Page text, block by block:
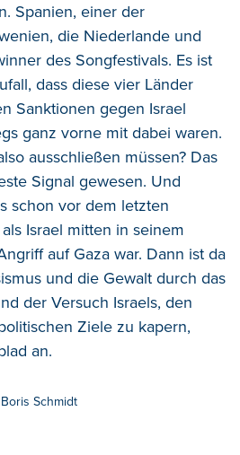
Spanien, einer der
die Niederlande und
des Songfestivals. Es ist
dass diese vier Länder
Sanktionen gegen Israel
ganz vorne mit dabei waren.
ausschließen müssen? Das
Signal gewesen. Und
schon vor dem letzten
Israel mitten in seinem
auf Gaza war. Dann ist da
und die Gewalt durch das
der Versuch Israels, den
Ziele zu kapern,
an.
Boris Schmidt